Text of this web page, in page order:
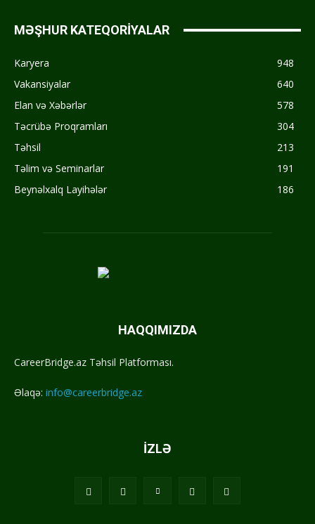
MƏŞHUR KATEQORİYALAR
Karyera
948
Vakansiyalar
640
Elan və Xəbərlər
578
Təcrübə Proqramları
304
Təhsil
213
Təlim və Seminarlar
191
Beynəlxalq Layihələr
186
HAQQIMIZDA
CareerBridge.az Təhsil Platforması.
Əlaqə: info@careerbridge.az
İZLƏ